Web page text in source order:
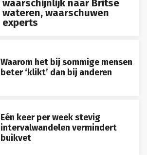
waarschijnlijk naar Britse
wateren, waarschuwen
experts
Waarom het bij sommige mensen
beter ‘klikt’ dan bij anderen
Eén keer per week stevig
intervalwandelen vermindert
buikvet